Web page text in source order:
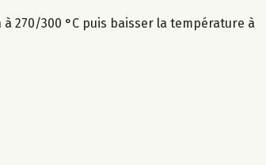
270/300 °C puis baisser la température à